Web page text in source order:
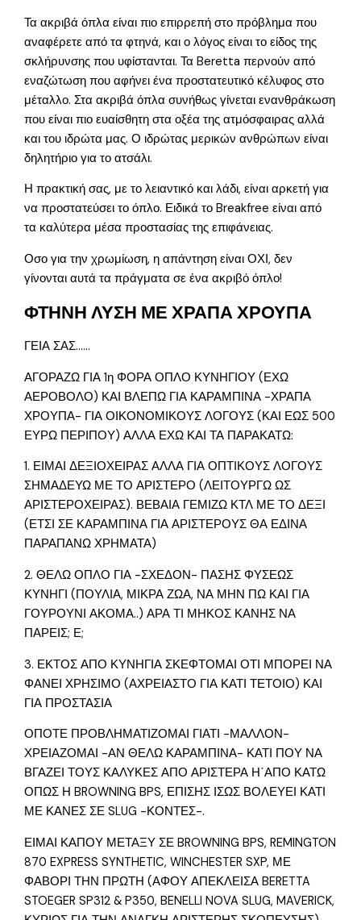
Τα ακριβά όπλα είναι πιο επιρρεπή στο πρόβλημα που
αναφέρετε από τα φτηνά, και ο λόγος είναι το είδος της
σκλήρυνσης που υφίστανται. Τα Beretta περνούν από
εναζώτωση που αφήνει ένα προστατευτικό κέλυφος στο
μέταλλο. Στα ακριβά όπλα συνήθως γίνεται ενανθράκωση
που είναι πιο ευαίσθητη στα οξέα της ατμόσφαιρας αλλά
και του ιδρώτα μας. Ο ιδρώτας μερικών ανθρώπων είναι
δηλητήριο για το ατσάλι.
Η πρακτική σας, με το λειαντικό και λάδι, είναι αρκετή για
να προστατεύσει το όπλο. Ειδικά το Breakfree είναι από
τα καλύτερα μέσα προστασίας της επιφάνειας.
Οσο για την χρωμίωση, η απάντηση είναι ΟΧΙ, δεν
γίνονται αυτά τα πράγματα σε ένα ακριβό όπλο!
ΦΤΗΝΗ ΛΥΣΗ ΜΕ ΧΡΑΠΑ ΧΡΟΥΠΑ
ΓΕΙΑ ΣΑΣ……
ΑΓΟΡΑΖΩ ΓΙΑ 1η ΦΟΡΑ ΟΠΛΟ ΚΥΝΗΓΙΟΥ (ΕΧΩ
ΑΕΡΟΒΟΛΟ) ΚΑΙ ΒΛΕΠΩ ΓΙΑ ΚΑΡΑΜΠΙΝΑ -ΧΡΑΠΑ
ΧΡΟΥΠΑ- ΓΙΑ ΟΙΚΟΝΟΜΙΚΟΥΣ ΛΟΓΟΥΣ (ΚΑΙ ΕΩΣ 500
ΕΥΡΩ ΠΕΡΙΠΟΥ) ΑΛΛΑ ΕΧΩ ΚΑΙ ΤΑ ΠΑΡΑΚΑΤΩ:
1. ΕΙΜΑΙ ΔΕΞΙΟΧΕΙΡΑΣ ΑΛΛΑ ΓΙΑ ΟΠΤΙΚΟΥΣ ΛΟΓΟΥΣ
ΣΗΜΑΔΕΥΩ ΜΕ ΤΟ ΑΡΙΣΤΕΡΟ (ΛΕΙΤΟΥΡΓΩ ΩΣ
ΑΡΙΣΤΕΡΟΧΕΙΡΑΣ). ΒΕΒΑΙΑ ΓΕΜΙΖΩ ΚΤΛ ΜΕ ΤΟ ΔΕΞΙ
(ΕΤΣΙ ΣΕ ΚΑΡΑΜΠΙΝΑ ΓΙΑ ΑΡΙΣΤΕΡΟΥΣ ΘΑ ΕΔΙΝΑ
ΠΑΡΑΠΑΝΩ ΧΡΗΜΑΤΑ)
2. ΘΕΛΩ ΟΠΛΟ ΓΙΑ -ΣΧΕΔΟΝ- ΠΑΣΗΣ ΦΥΣΕΩΣ
ΚΥΝΗΓΙ (ΠΟΥΛΙΑ, ΜΙΚΡΑ ΖΩΑ, ΝΑ ΜΗΝ ΠΩ ΚΑΙ ΓΙΑ
ΓΟΥΡΟΥΝΙ ΑΚΟΜΑ..) ΑΡΑ ΤΙ ΜΗΚΟΣ ΚΑΝΗΣ ΝΑ
ΠΑΡΕΙΣ; Ε;
3. ΕΚΤΟΣ ΑΠΟ ΚΥΝΗΓΙΑ ΣΚΕΦΤΟΜΑΙ ΟΤΙ ΜΠΟΡΕΙ ΝΑ
ΦΑΝΕΙ ΧΡΗΣΙΜΟ (ΑΧΡΕΙΑΣΤΟ ΓΙΑ ΚΑΤΙ ΤΕΤΟΙΟ) ΚΑΙ
ΓΙΑ ΠΡΟΣΤΑΣΙΑ
ΟΠΟΤΕ ΠΡΟΒΛΗΜΑΤΙΖΟΜΑΙ ΓΙΑΤΙ -ΜΑΛΛΟΝ-
ΧΡΕΙΑΖΟΜΑΙ -ΑΝ ΘΕΛΩ ΚΑΡΑΜΠΙΝΑ- ΚΑΤΙ ΠΟΥ ΝΑ
ΒΓΑΖΕΙ ΤΟΥΣ ΚΑΛΥΚΕΣ ΑΠΟ ΑΡΙΣΤΕΡΑ Η΄ΑΠΟ ΚΑΤΩ
ΟΠΩΣ Η BROWNING BPS, ΕΠΙΣΗΣ ΙΣΩΣ ΒΟΛΕΥΕΙ ΚΑΤΙ
ΜΕ ΚΑΝΕΣ ΣΕ SLUG -ΚΟΝΤΕΣ-.
ΕΙΜΑΙ ΚΑΠΟΥ ΜΕΤΑΞΥ ΣΕ BROWNING BPS, REMINGTON
870 EXPRESS SYNTHETIC, WINCHESTER SXP, ΜΕ
ΦΑΒΟΡΙ ΤΗΝ ΠΡΩΤΗ (ΑΦΟΥ ΑΠΕΚΛΕΙΣΑ BERETTA
STOEGER SP312 & P350, BENELLI NOVA SLUG, MAVERICK,